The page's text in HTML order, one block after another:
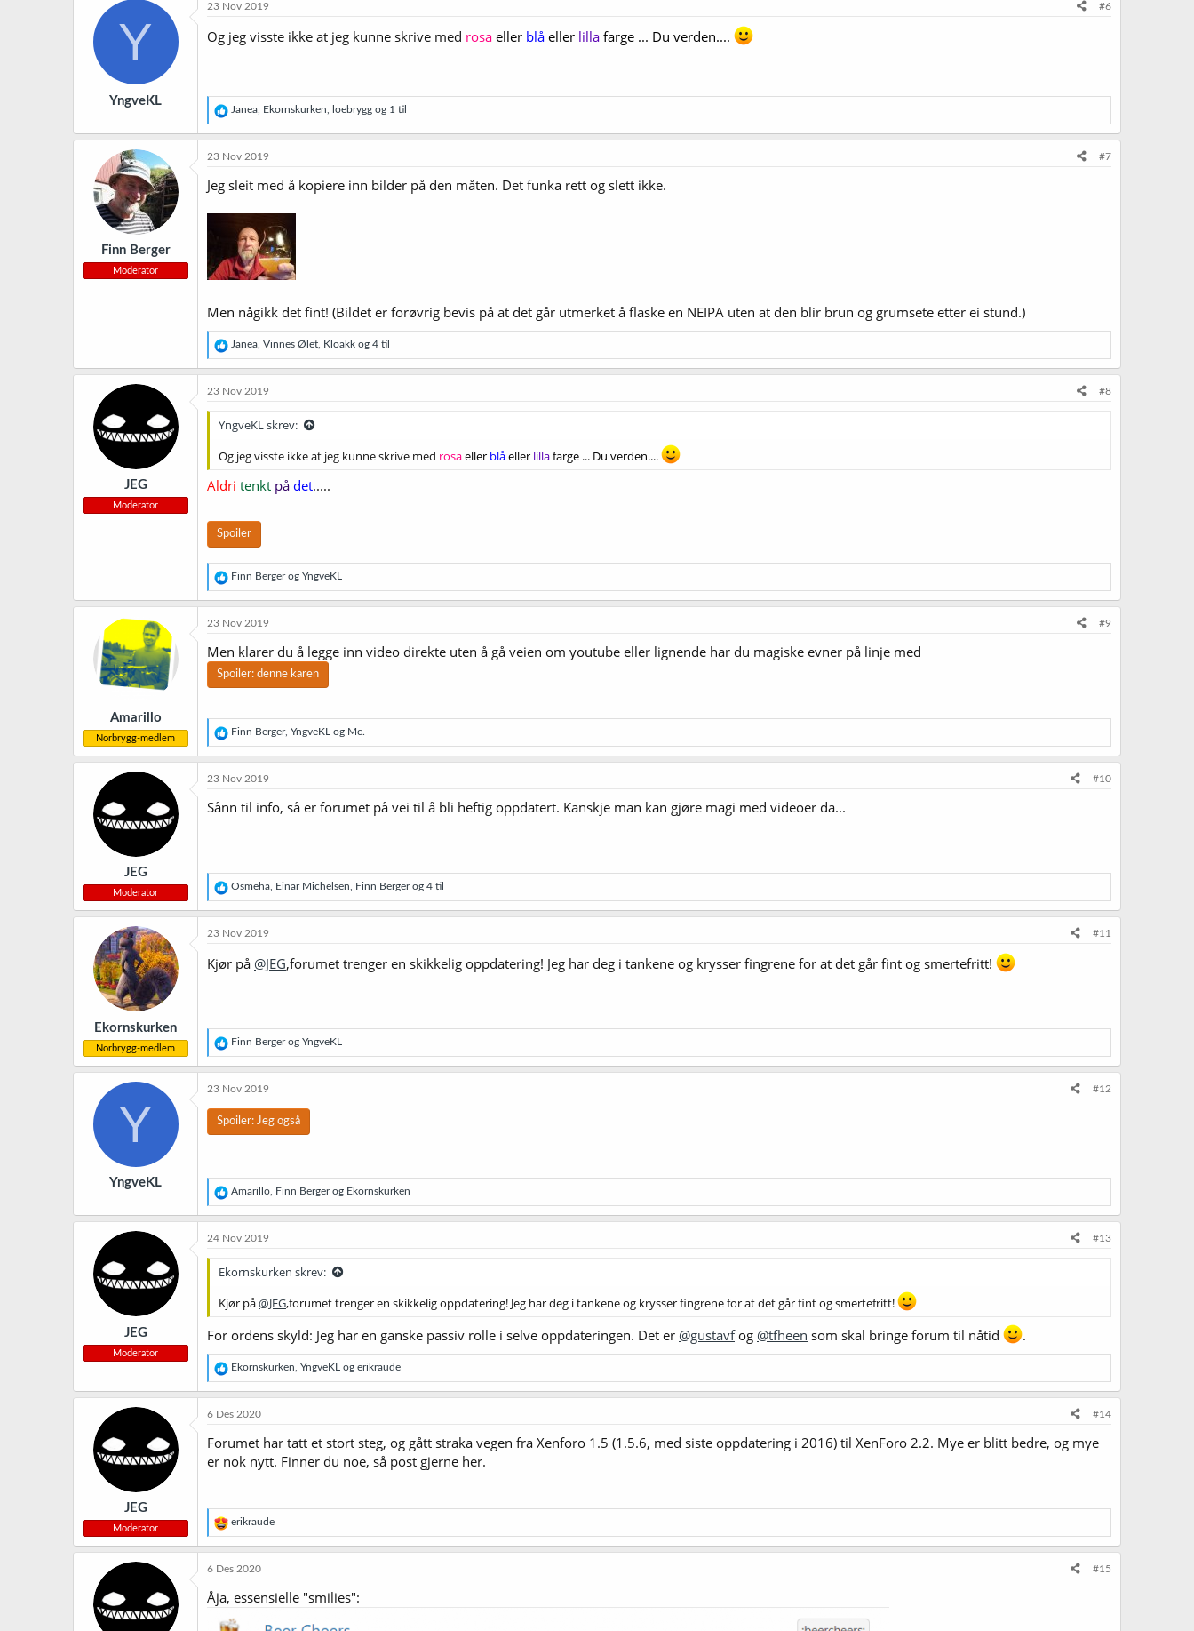
Y
YngveKL
23 Nov 2019 #6
Og jeg visste ikke at jeg kunne skrive med rosa eller blå eller lilla farge ... Du verden....
R
e
a
o
Janea Ekornskurken loebrygg og 1 til
Finn Berger
Moderator
23 Nov 2019 #7
Jeg sleit med å kopiere inn bilder på den måten. Det funka rett og slett ikke.
Men någikk det fint! (Bildet er forøvrig bevis på at det går utmerket å flaske en NEIPA uten at den blir brun og grumsete etter ei stund.)
R
e
a
j
o
e
:
Janea Vinnes Ølet Kloakk og 4 til
JEG
Moderator
23 Nov 2019 #8
YngveKL skrev:
Og jeg visste ikke at jeg kunne skrive med rosaeller blåeller lillafarge ... Du verden....
Aldri tenkt på det.....
Spoiler
R
e
a
o
n
e
:
Finn Bergerog YngveKL
Amarillo
Norbrygg-medlem
23 Nov 2019 #9
Men klarer du å legge inn video direkte uten å gå veien om youtube eller lignende har du magiske evner på linje med
Spoiler: denne karen
R
e
a
o
:
Finn Berger, YngveKL og Mc.
JEG
Moderator
23 Nov 2019 #10
Sånn til info, så er forumet på vei til å bli heftig oppdatert. Kanskje man kan gjøre magi med videoer da...
R
e
a
:
Osmeha Einar Michelsen Finn Bergerog 4 til
Ekornskurken
Norbrygg-medlem
23 Nov 2019 #11
Kjør på @JEG,forumet trenger en skikkelig oppdatering! Jeg har deg i tankene og krysser fingrene for at det går fint og smertefritt!
R
e
a
j
o
Finn Bergerog YngveKL
Y
YngveKL
23 Nov 2019 #12
Spoiler: Jeg også
R
e
a
j
o
e
:
Amarillo Finn Bergerog Ekornskurken
JEG
Moderator
24 Nov 2019 #13
Ekornskurken skrev:
Kjør på@JEG,forumet trenger en skikkelig oppdatering! Jeg har deg i tankene og krysser fingrene for at det går fint og smertefritt!
For ordens skyld: Jeg har en ganske passiv rolle i selve oppdateringen. Det er @gustavfog @tfheen som skal bringe forum til nåtid .
R
e
a
o
n
:
Ekornskurken YngveKL og erikraude
JEG
Moderator
6 Des 2020 #14
Forumet har tatt et stort steg, og gått straka vegen fra Xenforo 1.5 (1.5.6, med siste oppdatering i 2016) til XenForo 2.2. Mye er blitt bedre, og mye
er nok nytt. Finner du noe, så post gjerne her.
R
e
a
o
n
erikraude
6 Des 2020 #15
Åja, essensielle "smilies":